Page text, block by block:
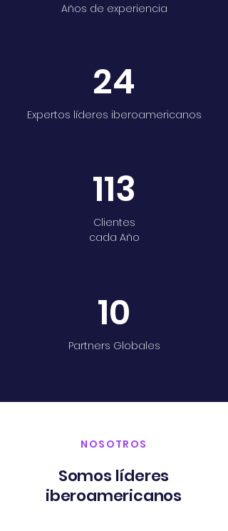
Años de experiencia
24
Expertos líderes iberoamericanos
113
Clientes
cada Año
10
Partners Globales
NOSOTROS
Somos líderes
iberoamericanos